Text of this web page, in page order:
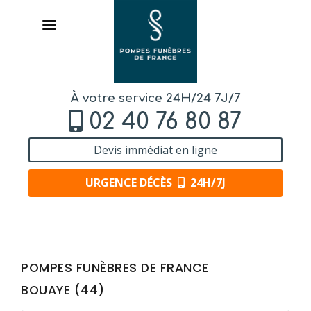
À votre service 24H/24 7J/7
02 40 76 80 87
Devis immédiat en ligne
URGENCE DÉCÈS 24H/7J
POMPES FUNÈBRES DE FRANCE
BOUAYE (44)